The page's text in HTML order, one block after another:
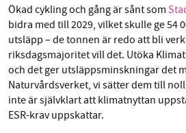
Ökad cykling och gång är sånt som
bidra med till 2029, vilket skulle ge 54
utsläpp – de tonnen är redo att bli
riksdagsmajoritet vill det. Utöka
och det ger utsläppsminskningar det
Naturvårdsverket, vi sätter dem till
inte är självklart att klimatnyttan
ESR-krav uppskattar.